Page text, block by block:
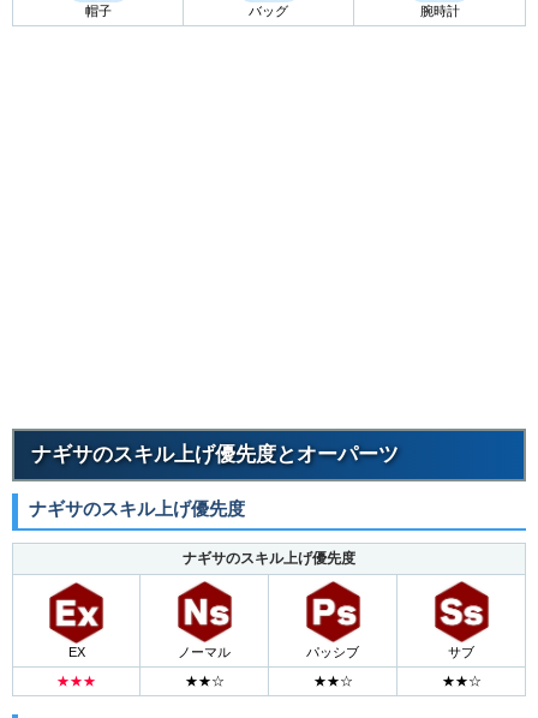
帽子 バッグ 腕時計
ナギサのスキル上げ優先度とオーパーツ
ナギサのスキル上げ優先度
ナギサのスキル上げ優先度
EX ノーマル パッシブ
サブ
★★★
★★☆ ★★☆ ★★☆